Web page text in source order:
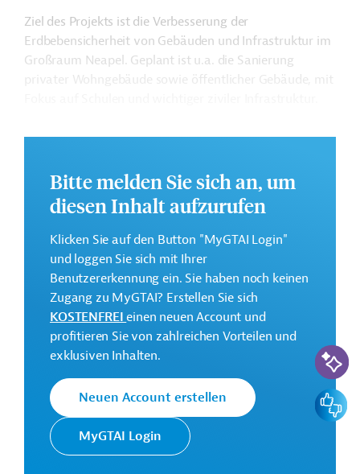
Ziel des Projekts ist die Verbesserung der
Erdbebensicherheit von Gebäuden und Infrastruktur im
Großraum Neapel. Geplant ist u.a. die Sanierung
privater Wohngebäude sowie öffentlicher Gebäude, mit
GTAI informiert über die EIB: Schwerpunkte, Regularien
und praktische Hinweise zur Geschäftsanbahnung.
1,7 Milliarden Euro (voraussichtlich)
Geberbeitrag:
1,4 Milliarden Euro (voraussichtlich; Darlehen)
Kontaktadressen
Die EIB vertritt die
wirtschaftlichen Interessen der
Bitte melden Sie sich an, um
diesen Inhalt aufzurufen
Klicken Sie auf den Button "MyGTAI Login"
und loggen Sie sich mit Ihrer
Benutzererkennung ein. Sie haben noch keinen
Zugang zu MyGTAI? Erstellen Sie sich
KOSTENFREIeinen neuen Account und
profitieren Sie von zahlreichen Vorteilen und
exklusiven Inhalten.
Neuen Account erstellen
MyGTAI Login
KI-